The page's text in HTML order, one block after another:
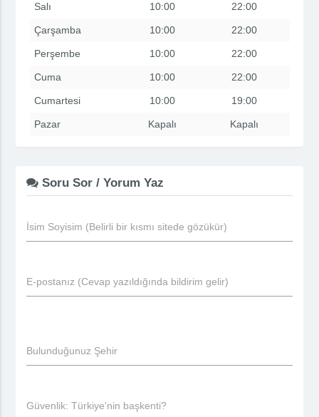
Salı 10:00 22:00
Çarşamba 10:00 22:00
Perşembe 10:00 22:00
Cuma 10:00 22:00
Cumartesi 10:00 19:00
Pazar Kapalı Kapalı
Soru Sor / Yorum Yaz
İsim Soyisim (Belirli bir kısmı sitede gözükür)
E-postanız (Cevap yazıldığında bildirim gelir)
Bulunduğunuz Şehir
Güvenlik: Türkiye'nin başkenti?